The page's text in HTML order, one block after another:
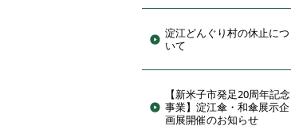
淀江どんぐり村の休止につ
いて
【新米子市発足20周年記念
事業】淀江傘・和傘展示企
画展開催のお知らせ